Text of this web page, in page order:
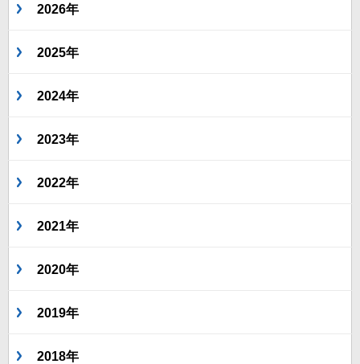
2026年
2025年
2024年
2023年
2022年
2021年
2020年
2019年
2018年